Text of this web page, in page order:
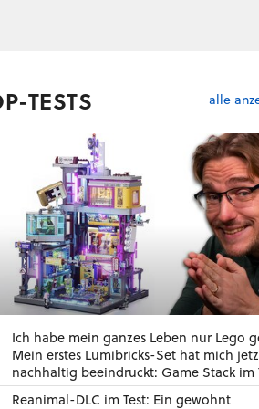
TESTS alle
Ich habe mein ganzes Leben nur Lego
Mein erstes Lumibricks-Set hat mich
nachhaltig beeindruckt: Game Stack im
Reanimal-DLC im Test: Ein gewohnt